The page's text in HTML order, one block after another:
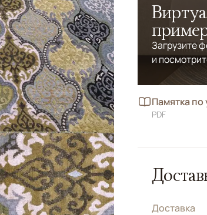
Загрузите
и
Памятка по
PDF
Доставка